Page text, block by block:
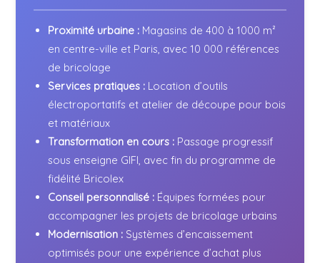
Proximité urbaine : Magasins de 400 à 1000 m²
en centre-ville et Paris, avec 10 000 références
de bricolage
Services pratiques : Location d’outils
électroportatifs et atelier de découpe pour bois
et matériaux
Transformation en cours : Passage progressif
sous enseigne GIFI, avec fin du programme de
fidélité Bricolex
Conseil personnalisé : Équipes formées pour
accompagner les projets de bricolage urbains
Modernisation : Systèmes d’encaissement
optimisés pour une expérience d’achat plus